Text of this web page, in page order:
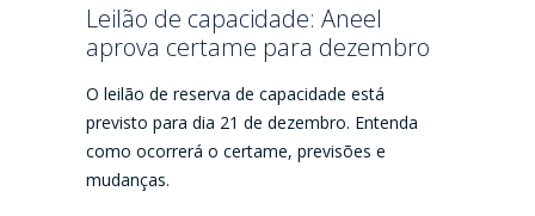
Leilão de capacidade: Aneel
aprova certame para dezembro
O leilão de reserva de capacidade está
previsto para dia 21 de dezembro. Entenda
como ocorrerá o certame, previsões e
mudanças.